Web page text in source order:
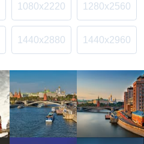
1080x2220 1280x2560
1440x2880 1440x2960